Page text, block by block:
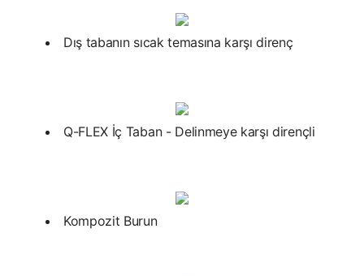
Dış tabanın sıcak temasına karşı direnç
Q-FLEX İç Taban - Delinmeye karşı dirençli
Kompozit Burun